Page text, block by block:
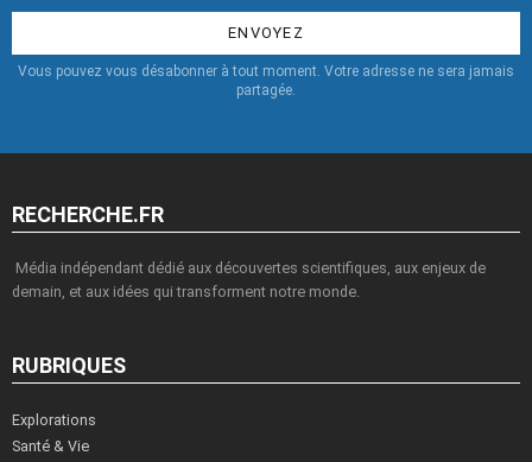
:
Vous pouvez vous désabonner à tout moment. Votre adresse ne sera jamais
partagée.
RECHERCHE.FR
Média indépendant dédié aux découvertes scientifiques, aux enjeux de
demain, et aux idées qui transforment notre monde.
RUBRIQUES
Explorations
Santé & Vie